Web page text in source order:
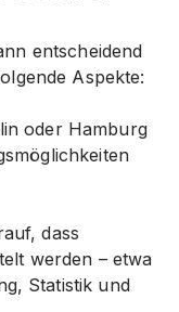
entscheidend
Aspekte:
oder Hamburg
dass
werden – etwa
Statistik und